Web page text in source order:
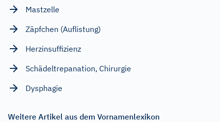
Mastzelle
Zäpfchen (Auflistung)
Herzinsuffizienz
Schädeltrepanation, Chirurgie
Dysphagie
Weitere Artikel aus dem Vornamenlexikon